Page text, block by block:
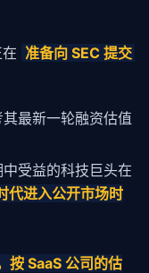
最新一轮融资估值
受益的科技巨头在
代进入公开市场时
按 SaaS 公司的估